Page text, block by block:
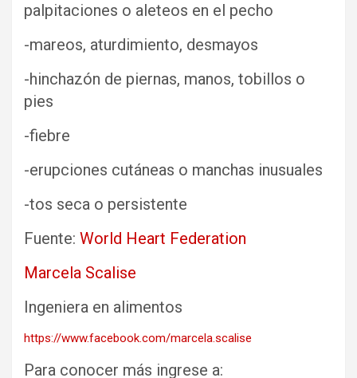
palpitaciones o aleteos en el pecho
-mareos, aturdimiento, desmayos
-hinchazón de piernas, manos, tobillos o
pies
-fiebre
-erupciones cutáneas o manchas inusuales
-tos seca o persistente
Fuente: World Heart Federation
Marcela Scalise
Ingeniera en alimentos
https://www.facebook.com/marcela.scalise
Para conocer más ingrese a: